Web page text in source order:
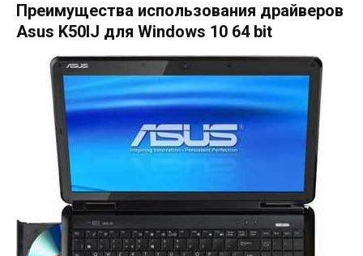
Преимущества использования драйверов
Asus K50IJ для Windows 10 64 bit